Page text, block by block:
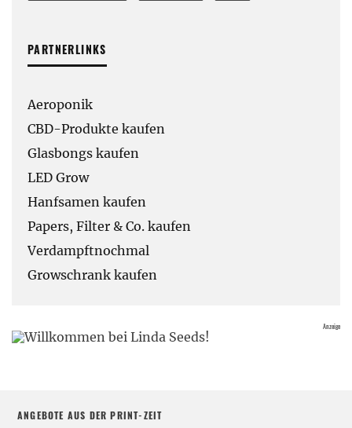
PARTNERLINKS
Aeroponik
CBD-Produkte kaufen
Glasbongs kaufen
LED Grow
Hanfsamen kaufen
Papers, Filter & Co. kaufen
Verdampftnochmal
Growschrank kaufen
ANGEBOTE AUS DER PRINT-ZEIT